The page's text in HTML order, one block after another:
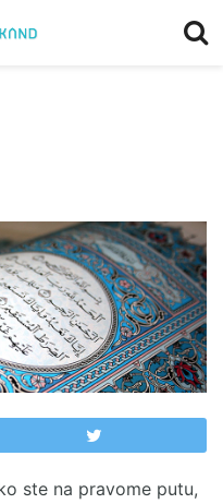
ste na pravome putu,